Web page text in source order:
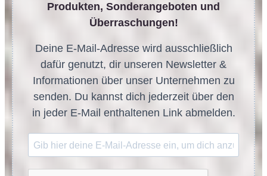
Produkten, Sonderangeboten und
Überraschungen!
Deine E-Mail-Adresse wird ausschließlich
dafür genutzt, dir unseren Newsletter &
Informationen über unser Unternehmen zu
senden. Du kannst dich jederzeit über den
in jeder E-Mail enthaltenen Link abmelden.